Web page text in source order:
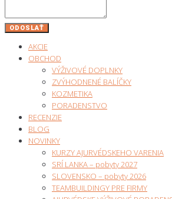
ODOSLAŤ
AKCIE
OBCHOD
VÝŽIVOVÉ DOPLNKY
ZVÝHODNENÉ BALÍČKY
KOZMETIKA
PORADENSTVO
RECENZIE
BLOG
NOVINKY
KURZY AJURVÉDSKEHO VARENIA
SRÍ LANKA – pobyty 2027
SLOVENSKO – pobyty 2026
TEAMBUILDINGY PRE FIRMY